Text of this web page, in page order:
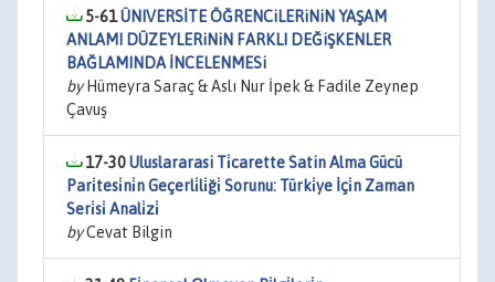
5-61ÜNIVERSİTE ÖĞRENCiLERiNiN YAŞAM
ANLAMI DÜZEYLERiNiN FARKLI DEĞiŞKENLER
BAĞLAMINDA İNCELENMESi
byHümeyra Saraç & Aslı Nur İpek & Fadile Zeynep
Çavuş
17-30Uluslararasi Ti̇carette Satin Alma Gücü
Pari̇tesi̇ni̇n Geçerli̇li̇ği̇ Sorunu: Türki̇ye İçi̇n Zaman
Seri̇si̇ Anali̇zi̇
byCevat Bilgin